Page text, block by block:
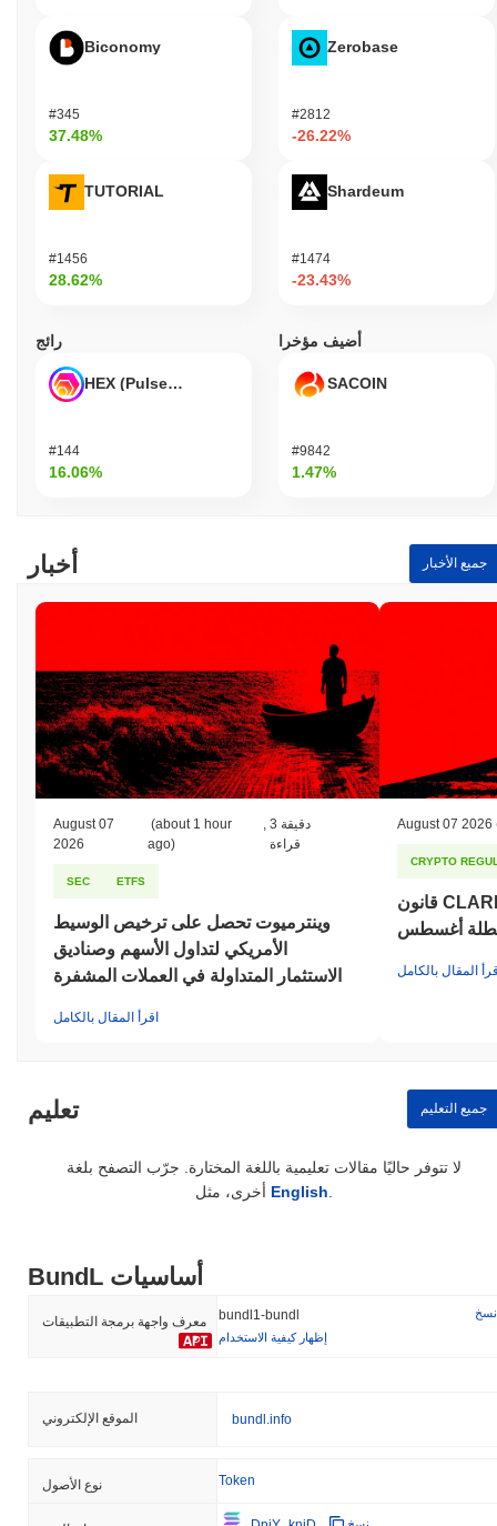
BundL يتم تداوله حاليًا بنسبة
، متأخرًا عن سوق
Biconomy
#345
37.48%
TUTORIAL
#1456
28.62%
Zerobase
#2812
-26.22%
Shardeum
#1474
-23.43%
رائج
HEX (Pulsechain)
#144
16.06%
أضيف مؤخرا
SACOIN
#9842
1.47%
أخبار جميع الأخبار
August 07
2026
(about 1 hour
ago)
3 دقيقة
قراءة
SEC ETFS
وينترميوت تحصل على ترخيص الوسيط
الأمريكي لتداول الأسهم وصناديق
الاستثمار المتداولة في العملات المشفرة
اقرأ المقال بالكامل
August 07 2026
CRYPTO
قانون CLARITY في حالة جمود مع
أغسطس
المقال بالكامل
تعليم جميع التعليم
لا تتوفر حاليًا مقالات تعليمية باللغة المختارة. جرّب التصفح بلغة
English
BundL أساسيات
معرف واجهة برمجة التطبيقات bundl1-bundl
نسخ
إظهار كيفية الاستخدام
الموقع الإلكتروني bundl.info
نوع الأصول Token